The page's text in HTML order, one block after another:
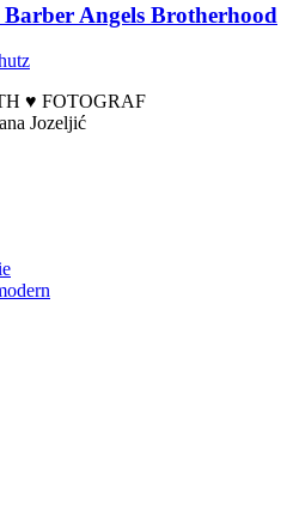
Angels Brotherhood
♥ FOTOGRAF
Jozeljić